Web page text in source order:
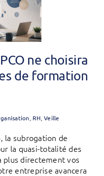
ne choisira
de formation
RH ,Veille
la subrogation de
la quasi-totalité des
plus directement vos
entreprise avancera